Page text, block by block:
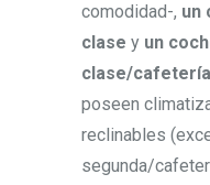
comodidad-, un
clase y un
clase/cafetería
poseen
reclinables
segunda/